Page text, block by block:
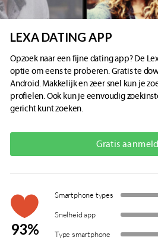
LEXA DATING APP
Opzoek naar een fijne dating app? De
optie om eens te proberen. Gratis te
Android. Makkelijk en zeer snel kun je
profielen. Ook kun je eenvoudig
gericht kunt zoeken.
Gratis
93%
Smartphone types
Snelheid app
Type smartphone